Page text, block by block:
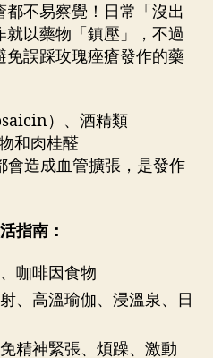
不易察覺！日常「沒出
以藥物「鎮壓」，不過
誤踩玫瑰痤瘡發作的藥
）、酒精類
和肉桂醛
造成血管擴張，是發作
指南：
咖啡因食物
、高溫瑜伽、浸溫泉、日
精神緊張、煩躁、激動